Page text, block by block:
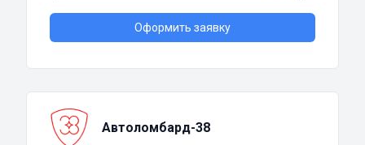
Оформить заявку
Автоломбард-38